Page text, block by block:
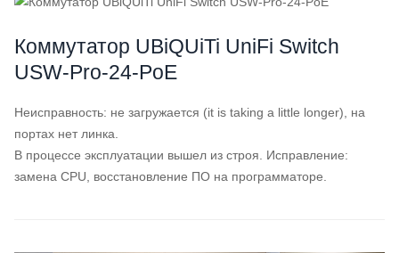
Коммутатор UBiQUiTi UniFi Switch
USW-Pro-24-PoE
Неисправность: не загружается (it is taking a little longer), на
портах нет линка.
В процессе эксплуатации вышел из строя.
Исправление:
замена CPU, восстановление ПО на программаторе.